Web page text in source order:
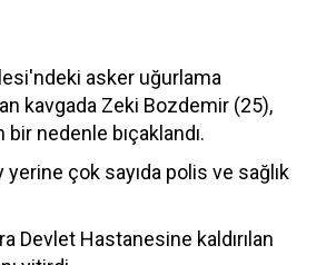
asker uğurlama
kavgada Zeki Bozdemir (25),
nedenle bıçaklandı.
çok sayıda polis ve sağlık
Devlet Hastanesine kaldırılan